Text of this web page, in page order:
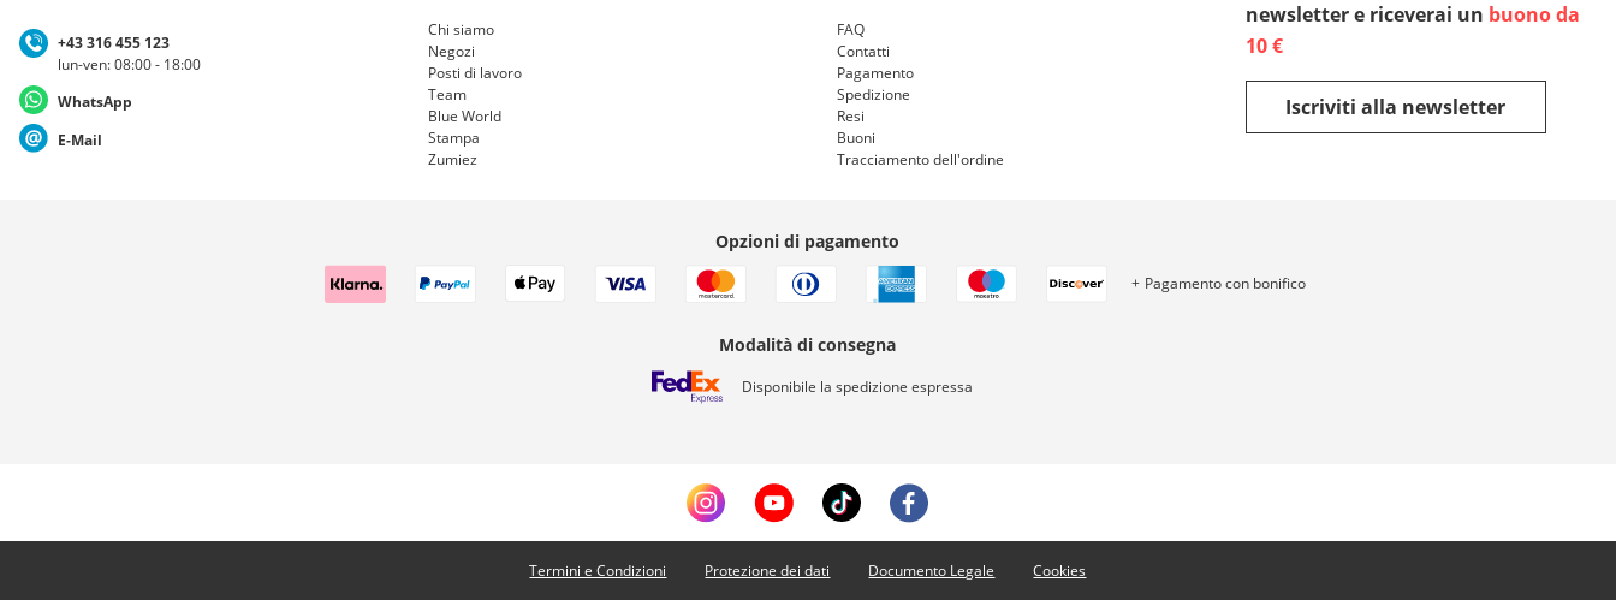
+43 316 455 123
lun-ven: 08:00 - 18:00
WhatsApp
E-Mail
Chi siamo
Negozi
Posti di lavoro
Team
Blue World
Stampa
Zumiez
FAQ
Contatti
Pagamento
Spedizione
Resi
Buoni
Tracciamento dell'ordine
newsletter e riceverai un buono da
10 €
Iscriviti alla newsletter
Opzioni di pagamento
Pagamento con bonifico
Modalità di consegna
Disponibile la spedizione espressa
Termini e Condizioni Protezione dei dati Documento Legale Cookies